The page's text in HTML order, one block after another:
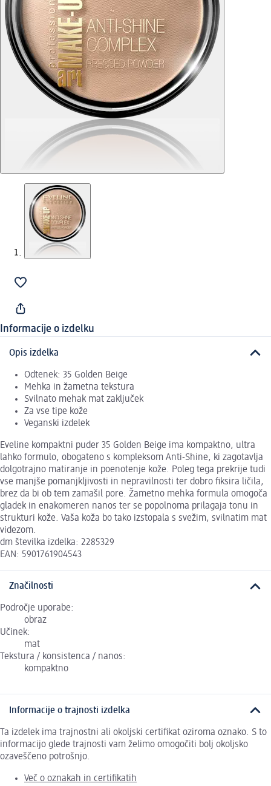
Informacije o izdelku
Opis izdelka
Odtenek: 35 Golden Beige
Mehka in žametna tekstura
Svilnato mehak mat zaključek
Za vse tipe kože
Veganski izdelek
Eveline kompaktni puder 35 Golden Beige ima kompaktno, ultra
lahko formulo, obogateno s kompleksom Anti-Shine, ki zagotavlja
dolgotrajno matiranje in poenotenje kože. Poleg tega prekrije tudi
vse manjše pomanjkljivosti in nepravilnosti ter dobro fiksira ličila,
brez da bi ob tem zamašil pore. Žametno mehka formula omogoča
gladek in enakomeren nanos ter se popolnoma prilagaja tonu in
strukturi kože. Vaša koža bo tako izstopala s svežim, svilnatim mat
videzom.
dm številka izdelka: 2285329
EAN: 5901761904543
Značilnosti
Področje uporabe:
obraz
Učinek:
mat
Tekstura / konsistenca / nanos:
kompaktno
Informacije o trajnosti izdelka
Ta izdelek ima trajnostni ali okoljski certifikat oziroma oznako. S to
informacijo glede trajnosti vam želimo omogočiti bolj okoljsko
ozaveščeno potrošnjo.
Več o oznakah in certifikatih